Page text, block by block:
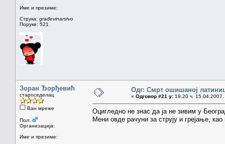
Име и презиме:
Струка: građevinarstvo
Поруке: 521
Зоран Ђорђевић
староседелац
Ван мреже
Пол:
Организација:
Име и презиме:
Одг: Смрт ошишаној
« Одговор #21 у: 19.20 ч. 15.04.2007.
Оцигледно не знас да ја не зивим у
Мени овде рачуни за струју и грејање,